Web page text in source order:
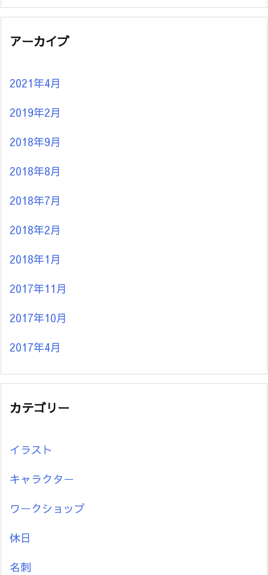
アーカイブ
2021年4月
2019年2月
2018年9月
2018年8月
2018年7月
2018年2月
2018年1月
2017年11月
2017年10月
2017年4月
カテゴリー
イラスト
キャラクター
ワークショップ
休日
名刺